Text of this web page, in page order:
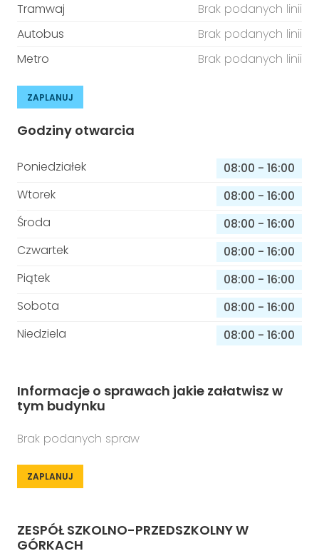
Tramwaj
Brak podanych linii
Autobus
Brak podanych linii
Metro
Brak podanych linii
ZAPLANUJ
Godziny otwarcia
Poniedziałek 08:00 - 16:00
Wtorek
08:00 - 16:00
Środa
08:00 - 16:00
Czwartek
08:00 - 16:00
Piątek
08:00 - 16:00
Sobota
08:00 - 16:00
Niedziela
08:00 - 16:00
Informacje o sprawach jakie załatwisz w
tym budynku
Brak podanych spraw
ZAPLANUJ
ZESPÓŁ SZKOLNO-PRZEDSZKOLNY W
GÓRKACH